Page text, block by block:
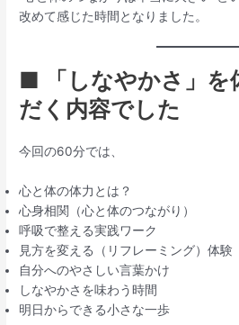
改めて感じた時間となりました。
■ 「しなやかさ」を
だく内容でした
今回の60分では、
心と体の体力とは？
心身相関（心と体のつながり）
呼吸で整える実践ワーク
見方を変える（リフレーミング）体験
自分へのやさしい言葉かけ
しなやかさを味わう時間
明日からできる小さな一歩